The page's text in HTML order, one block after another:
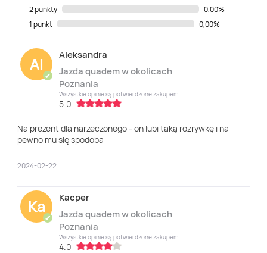
2 punkty
0,00%
1 punkt
0,00%
Al
✔
Aleksandra
Jazda quadem w okolicach
Poznania
Wszystkie opinie są potwierdzone zakupem
5.0
Na prezent dla narzeczonego - on lubi taką rozrywkę i na
pewno mu się spodoba
2024-02-22
Ka
✔
Kacper
Jazda quadem w okolicach
Poznania
Wszystkie opinie są potwierdzone zakupem
4.0